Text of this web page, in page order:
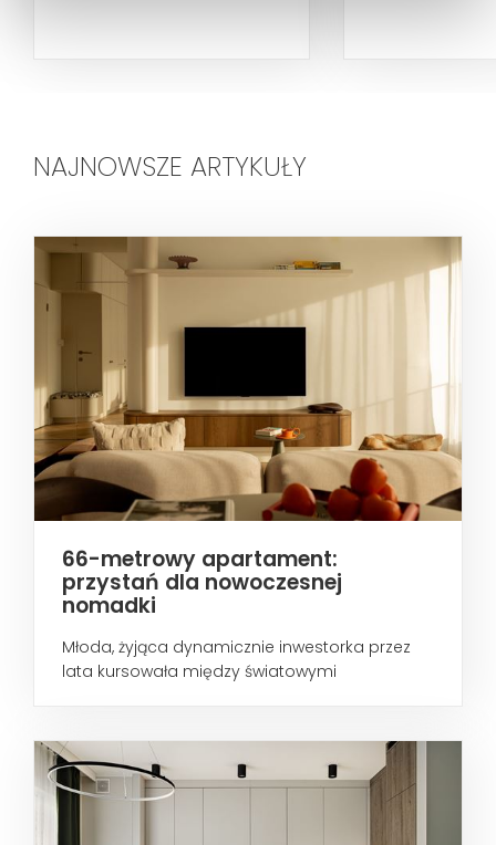
NAJNOWSZE ARTYKUŁY
66-metrowy apartament:
przystań dla nowoczesnej
nomadki
Młoda, żyjąca dynamicznie inwestorka przez
lata kursowała między światowymi